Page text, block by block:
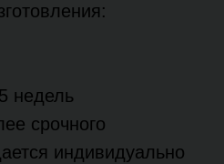
недель
срочного
индивидуально